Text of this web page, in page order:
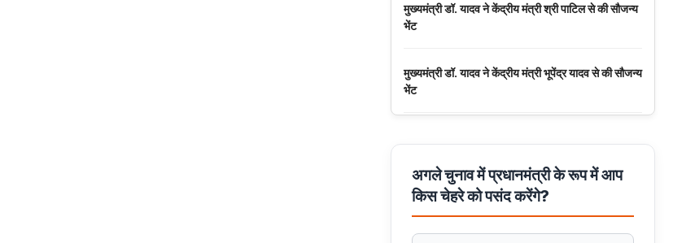
मुख्यमंत्री डॉ. यादव ने केंद्रीय मंत्री श्री पाटिल से की सौजन्य
भेंट
मुख्यमंत्री डॉ. यादव ने केंद्रीय मंत्री भूपेंद्र यादव से की सौजन्य
भेंट
मुख्यमंत्री डॉ. यादव की जनोन्मुखी पहल
अगले चुनाव में प्रधानमंत्री के रूप में आप
किस चेहरे को पसंद करेंगे?